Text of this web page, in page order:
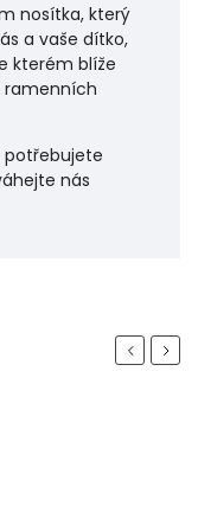
nosítka, který
a vaše dítko,
kterém blíže
ramenních
potřebujete
nás
Previous
Next